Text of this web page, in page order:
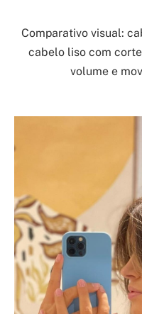
Comparativo visual:
cabelo liso com
volume e